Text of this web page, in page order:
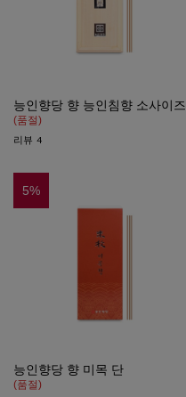
능인향당 향 능인침향 소사이즈
(품절)
리뷰 4
5%
능인향당 향 미목 단
(품절)